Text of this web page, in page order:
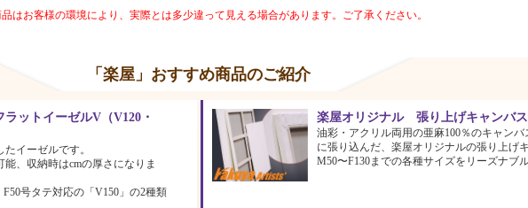
はお客様の環境により、実際とは多少違って見える場合があります。ご了承ください。
「楽屋」おすすめ商品のご紹介
ットイーゼルV（V120・
イーゼルです。
、収納時はcmの厚さになりま
号タテ対応の「V150」の2種類
楽屋オリジナル 張り上げキャンバス
油彩・アクリル両用の亜麻100％のキャン
に張り込んだ、楽屋オリジナルの張り上げ
M50〜F130までの各種サイズをリーズナブ